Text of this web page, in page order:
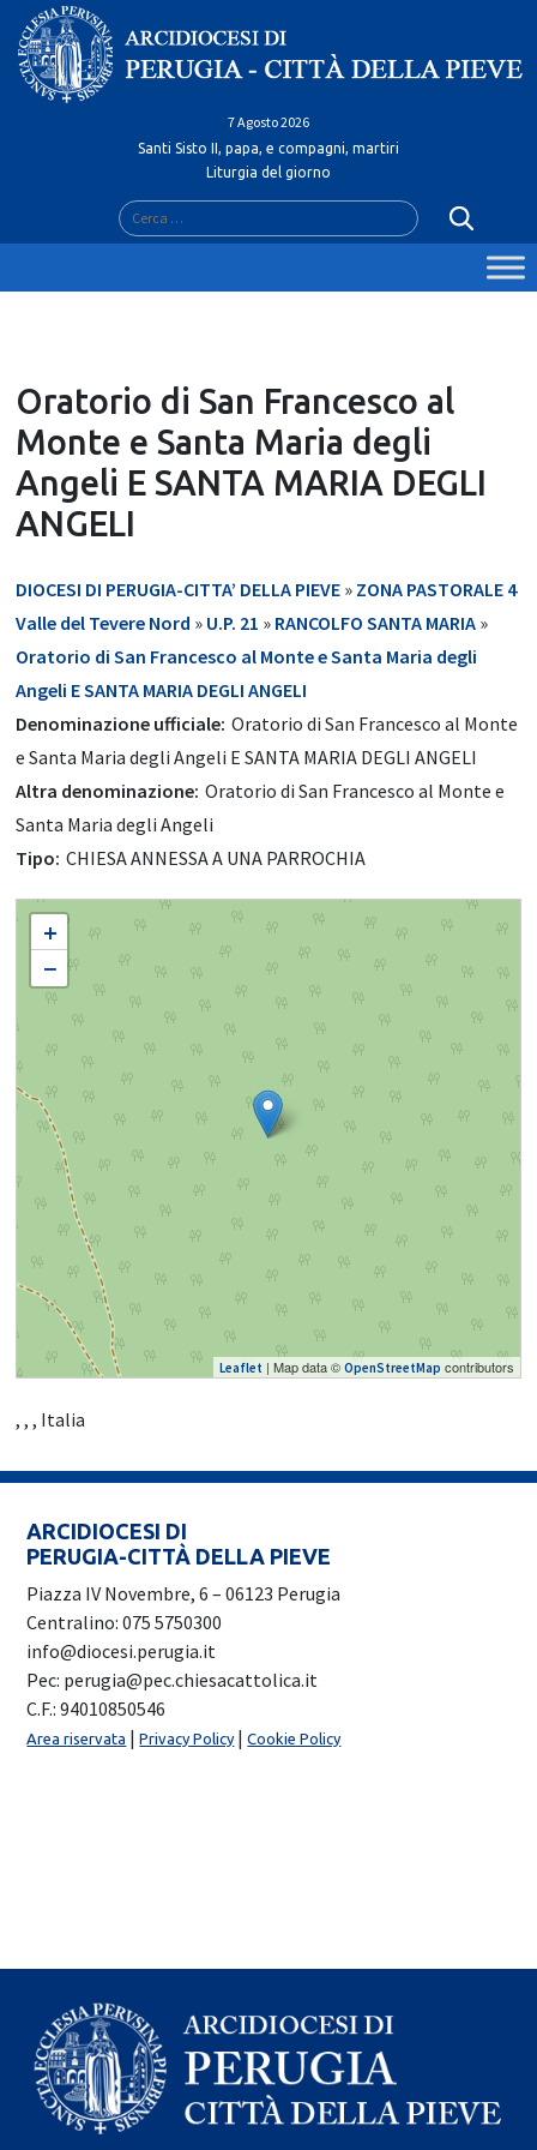
Skip
content
7 Agosto 2026
Santi Sisto II, papa, e compagni, martiri
Liturgia del giorno
Ricerca
per:
Oratorio di San Francesco al
Monte e Santa Maria degli
Angeli E SANTA MARIA DEGLI
ANGELI
DIOCESI DI PERUGIA-CITTA’ DELLA PIEVE » ZONA PASTORALE 4
Valle del Tevere Nord » U.P. 21 » RANCOLFO SANTA MARIA »
Oratorio di San Francesco al Monte e Santa Maria degli
Angeli E SANTA MARIA DEGLI ANGELI
Denominazione ufficiale: Oratorio di San Francesco al Monte
e Santa Maria degli Angeli E SANTA MARIA DEGLI ANGELI
Altra denominazione: Oratorio di San Francesco al Monte e
Santa Maria degli Angeli
Tipo: CHIESA ANNESSA A UNA PARROCHIA
Oratorio di San Francesco al Monte e Santa Maria degli Angeli E SANTA MARIA
DEGLI ANGELI
+
−
Leaflet | Map data © OpenStreetMap contributors
, , , Italia
ARCIDIOCESI DI
PERUGIA-CITTÀ DELLA PIEVE
Piazza IV Novembre, 6 – 06123 Perugia
Centralino: 075 5750300
info@diocesi.perugia.it
Pec: perugia@pec.chiesacattolica.it
C.F.: 94010850546
Area riservata |Privacy Policy |Cookie Policy